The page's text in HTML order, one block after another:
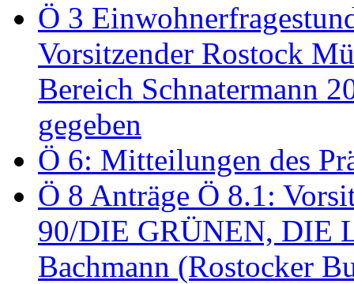
Ö 3
Vorsitzender Rostock
Bereich Schnatermann
gegeben
Ö 6: Mitteilungen des
Ö 8 Anträge Ö 8.1:
90/DIE GRÜNEN, DIE
Bachmann (Rostocker